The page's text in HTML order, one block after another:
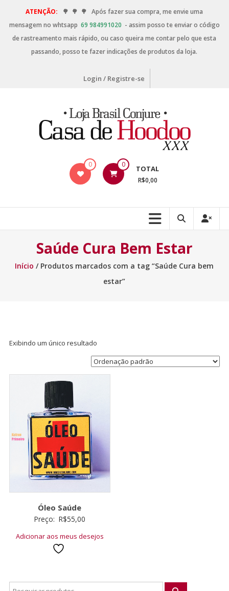
ATENÇÃO: 🌳 🌳 🌳 Após fazer sua compra, me envie uma
mensagem no whtsapp 69 984991020 - assim posso te enviar o código
de rastreamento mais rápido, ou caso queira me contar pelo que esta
passando, posso te fazer indicações de produtos da loja.
Login / Registre-se
0 0 TOTAL
R$0,00
Saúde Cura Bem Estar
Início / Produtos marcados com a tag “Saúde Cura bem
estar”
Exibindo um único resultado
Óleo Saúde
Preço: R$55,00
Adicionar aos meus desejos